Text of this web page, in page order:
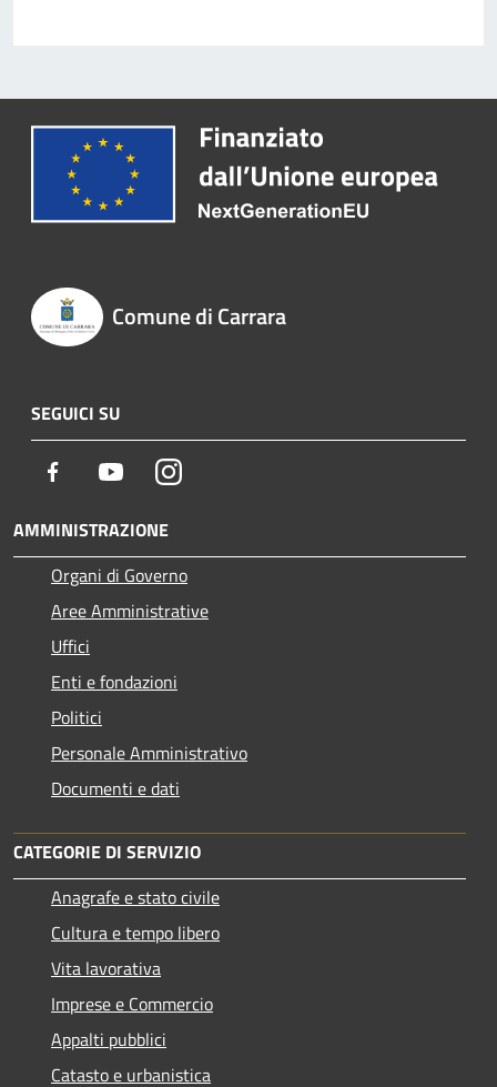
Comune di Carrara
SEGUICI SU
Facebook YoutubeInstagram
AMMINISTRAZIONE
Organi di Governo
Aree Amministrative
Uffici
Enti e fondazioni
Politici
Personale Amministrativo
Documenti e dati
CATEGORIE DI SERVIZIO
Anagrafe e stato civile
Cultura e tempo libero
Vita lavorativa
Imprese e Commercio
Appalti pubblici
Catasto e urbanistica